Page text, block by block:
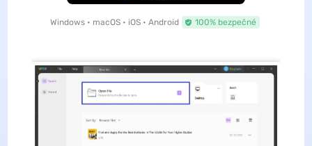
Windows • macOS • iOS • Android 100% bezpečné